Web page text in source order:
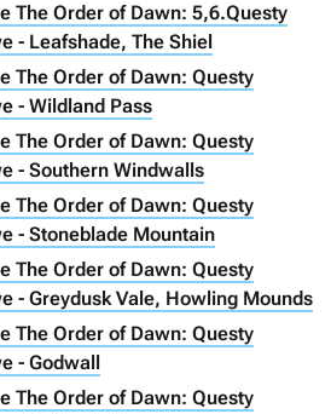
The Order of Dawn: 5,6.Questy
- Leafshade, The Shiel
The Order of Dawn: Questy
- Wildland Pass
The Order of Dawn: Questy
- Southern Windwalls
The Order of Dawn: Questy
- Stoneblade Mountain
The Order of Dawn: Questy
- Greydusk Vale, Howling Mounds
The Order of Dawn: Questy
- Godwall
The Order of Dawn: Questy